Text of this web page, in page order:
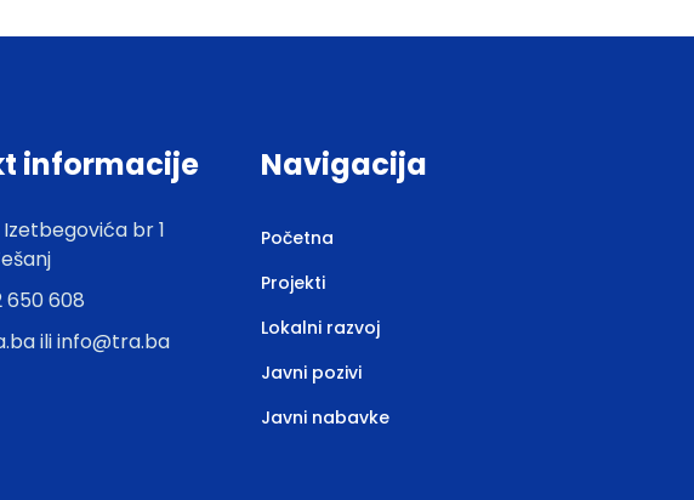
informacije
br 1
650 608
ili info@tra.ba
Navigacija
Početna
Projekti
Lokalni razvoj
Javni pozivi
Javni nabavke